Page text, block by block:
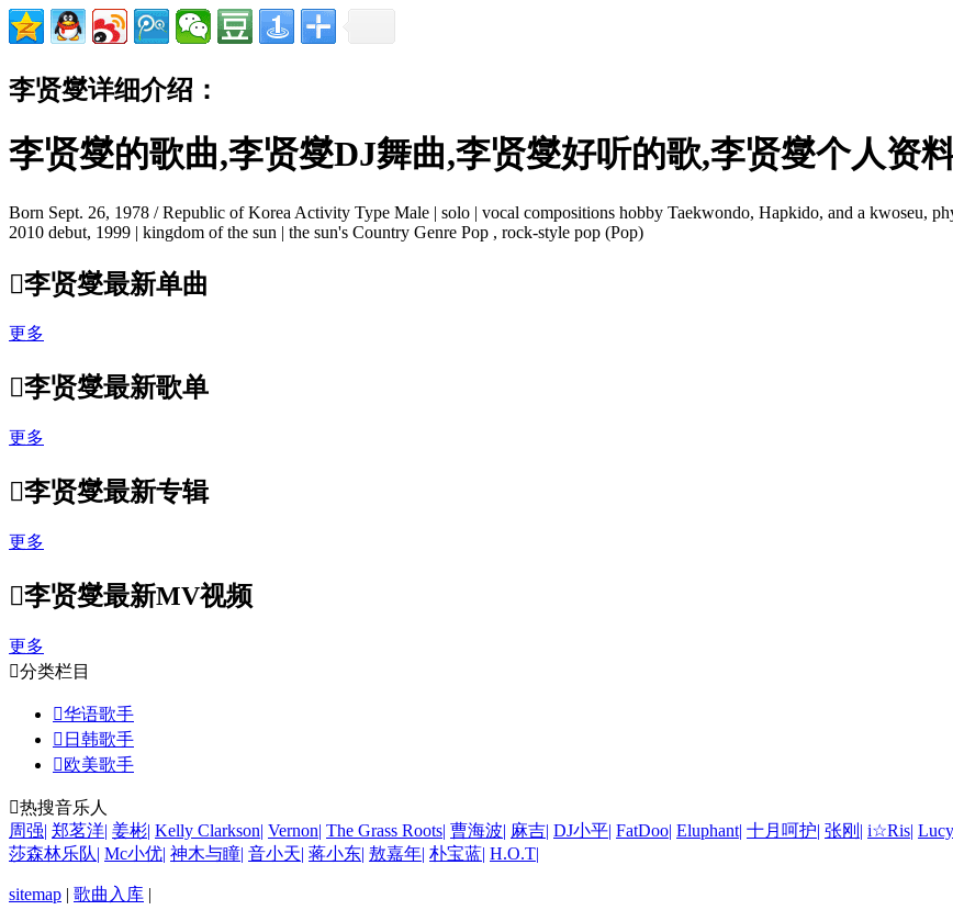
李贤燮详细介绍：
李贤燮的歌曲,李贤燮DJ舞曲,李贤燮好听的歌,李贤燮个人资
Born Sept. 26, 1978 / Republic of Korea Activity Type Male | solo | vocal compositions hobby Taekwondo, Hapkido, and a kwoseu,
2010 debut, 1999 | kingdom of the sun | the sun's Country Genre Pop , rock-style pop (Pop)
李贤燮最新单曲
更多
李贤燮最新歌单
更多
李贤燮最新专辑
更多
李贤燮最新MV视频
更多
分类栏目
华语歌手
 日韩歌手
欧美歌手
热搜音乐人
周强| 郑茗洋| 姜彬| Kelly Clarkson| Vernon| The Grass Roots| 曹海波| 麻吉| DJ小平| FatDoo| Eluphant| 十月呵护| 张刚 | i☆Ris|
莎森林乐队| Mc小优| 神木与瞳| 音小天| 蒋小东| 敖嘉年| 朴宝蓝| H.O.T|
sitemap | 歌曲入库 |